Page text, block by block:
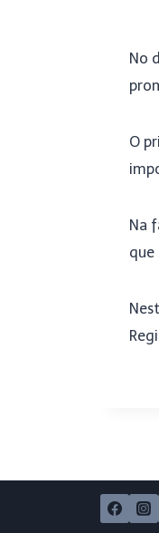
No
O
Na
que